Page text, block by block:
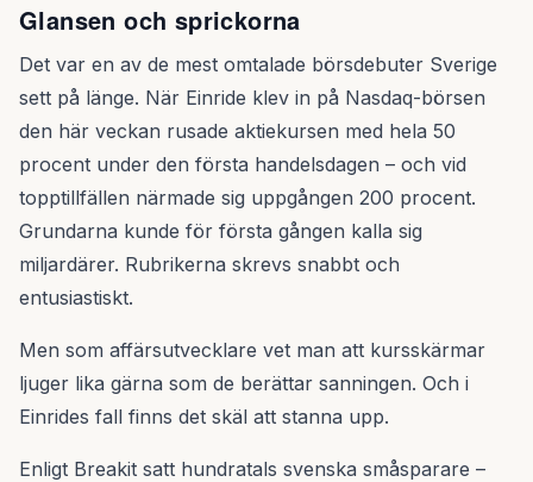
Glansen och sprickorna
Det var en av de mest omtalade börsdebuter Sverige
sett på länge. När Einride klev in på Nasdaq-börsen
den här veckan rusade aktiekursen med hela 50
procent under den första handelsdagen – och vid
topptillfällen närmade sig uppgången 200 procent.
Grundarna kunde för första gången kalla sig
miljardärer. Rubrikerna skrevs snabbt och
entusiastiskt.
Men som affärsutvecklare vet man att kursskärmar
ljuger lika gärna som de berättar sanningen. Och i
Einrides fall finns det skäl att stanna upp.
Enligt Breakit satt hundratals svenska småsparare –